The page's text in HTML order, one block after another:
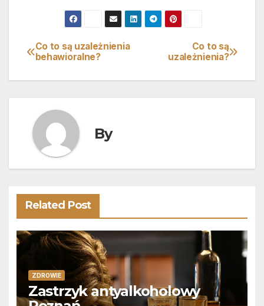
Nawigacja
wpisu
Co to są
uzależnienia?
Co to są uzależnienia
behawioralne?
By
Related Post
ZDROWIE
Zastrzyk antyalkoholowy